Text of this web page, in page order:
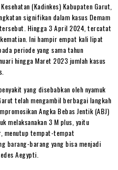
(Kadinkes) Kabupaten Garut,
signifikan dalam kasus Demam
Hingga 3 April 2024, tercatat
Ini hampir empat kali lipat
periode yang sama tahun
hingga Maret 2023 jumlah kasus
yang disebabkan oleh nyamuk
telah mengambil berbagai langkah
Angka Bebas Jentik (ABJ)
melaksanakan 3 M plus, yaitu
menutup tempat-tempat
barang-barang yang bisa menjadi
Aegypti.